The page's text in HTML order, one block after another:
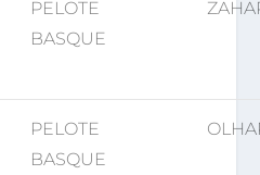
PELOTE
BASQUE
PELOTE
BASQUE